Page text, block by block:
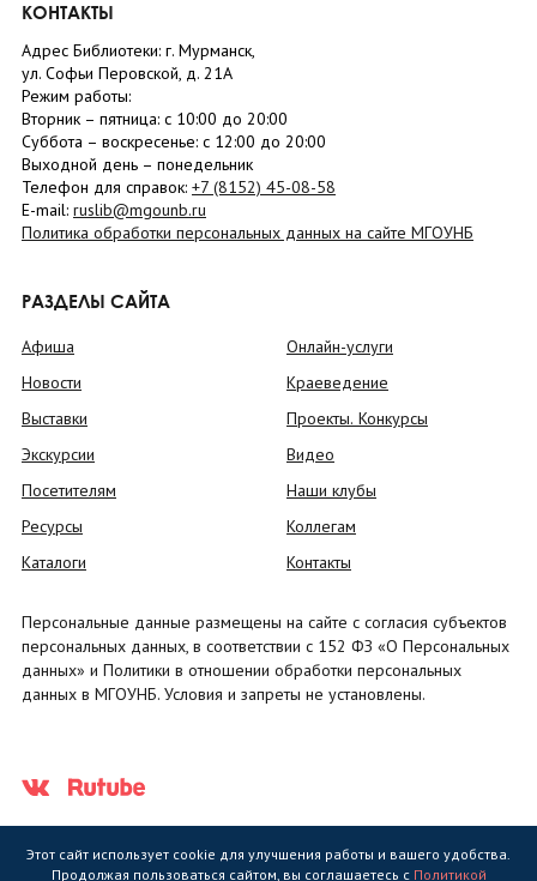
КОНТАКТЫ
Адрес Библиотеки: г. Мурманск,
ул. Софьи Перовской, д. 21А
Режим работы:
Вторник – пятница: с 10:00 до 20:00
Суббота – воскресенье: c 12:00 до 20:00
Выходной день – понедельник
Телефон для справок: +7 (8152) 45-08-58
E-mail: ruslib@mgounb.ru
Политика обработки персональных данных на сайте МГОУНБ
РАЗДЕЛЫ САЙТА
Афиша
Новости
Выставки
Экскурсии
Посетителям
Ресурсы
Каталоги
Онлайн-услуги
Краеведение
Проекты. Конкурсы
Видео
Наши клубы
Коллегам
Контакты
Персональные данные размещены на сайте с согласия субъектов
персональных данных, в соответствии с 152 ФЗ «О Персональных
данных» и Политики в отношении обработки персональных
данных в МГОУНБ. Условия и запреты не установлены.
Этот сайт использует cookie для улучшения работы и вашего удобства.
Продолжая пользоваться сайтом, вы соглашаетесь с Политикой